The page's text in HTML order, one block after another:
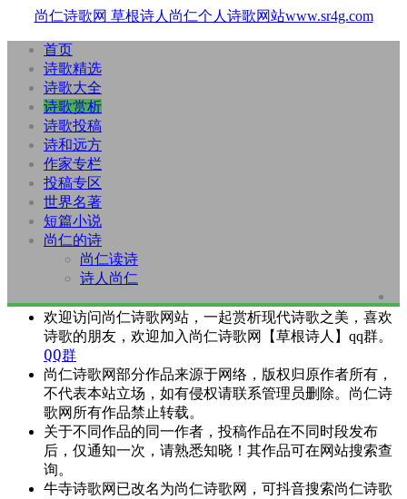
尚仁诗歌网 草根诗人尚仁个人诗歌网站www.sr4g.com
首页
诗歌精选
诗歌大全
诗歌赏析
诗歌投稿
诗和远方
作家专栏
投稿专区
世界名著
短篇小说
尚仁的诗
尚仁读诗
诗人尚仁
欢迎访问尚仁诗歌网站，一起赏析现代诗歌之美，喜欢
诗歌的朋友，欢迎加入尚仁诗歌网【草根诗人】qq群。
QQ群
尚仁诗歌网部分作品来源于网络，版权归原作者所有，
不代表本站立场，如有侵权请联系管理员删除。尚仁诗
歌网所有作品禁止转载。
关于不同作品的同一作者，投稿作品在不同时段发布
后，仅通知一次，请熟悉知晓！其作品可在网站搜索查
询。
牛寺诗歌网已改名为尚仁诗歌网，可抖音搜索尚仁诗歌